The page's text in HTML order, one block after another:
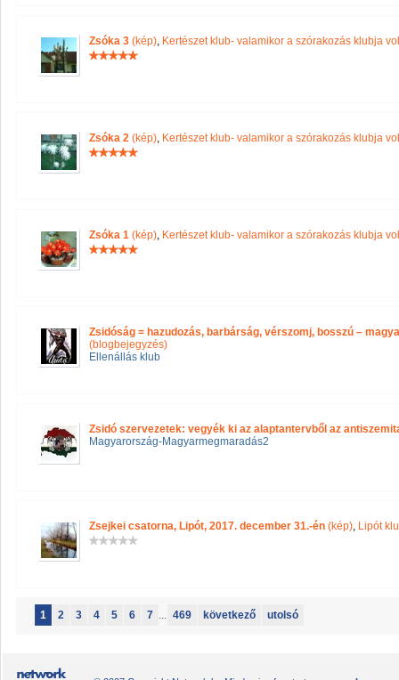
Zsóka 3 (kép), Kertészet klub- valamikor a szórakozás klubja
Zsóka 2 (kép), Kertészet klub- valamikor a szórakozás klubja
Zsóka 1 (kép), Kertészet klub- valamikor a szórakozás klubja
Zsidóság = hazudozás, barbárság, vérszomj, bosszú –
(blogbejegyzés)
Ellenállás klub
Zsidó szervezetek: vegyék ki az alaptantervből az
Magyarország-Magyarmegmaradás2
Zsejkei csatorna, Lipót, 2017. december 31.-én (kép), Lipót
1 2 3 4 5 6 7 ... 469 következő utolsó